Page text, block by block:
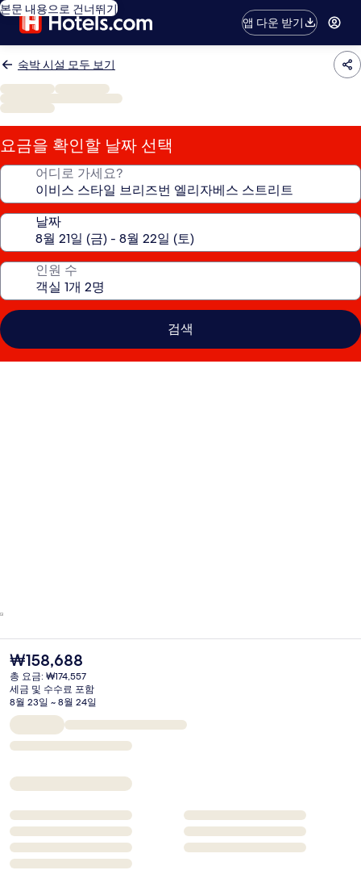
본문 내용으로 건너뛰기
앱 다운 받기
숙박 시설 모두 보기
요금을 확인할 날짜 선택
어디로 가세요?
날짜
인원 수
검색
현
재
가
격
은
₩158,688
₩158,688
총 요금: ₩174,557
세금 및 수수료 포함
8월 23일 ~ 8월 24일